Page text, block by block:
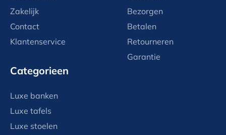
Zakelijk
Contact
Klantenservice
Bezorgen
Betalen
Retourneren
Garantie
Categorieen
Luxe banken
Luxe tafels
Luxe stoelen